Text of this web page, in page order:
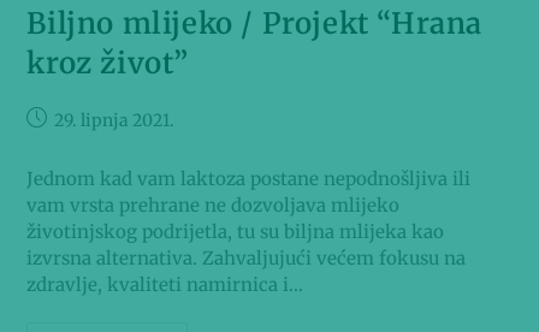
Biljno mlijeko / Projekt “Hrana
kroz život”
29. lipnja 2021.
Jednom kad vam laktoza postane nepodnošljiva ili
vam vrsta prehrane ne dozvoljava mlijeko
životinjskog podrijetla, tu su biljna mlijeka kao
izvrsna alternativa. Zahvaljujući većem fokusu na
zdravlje, kvaliteti namirnica i…